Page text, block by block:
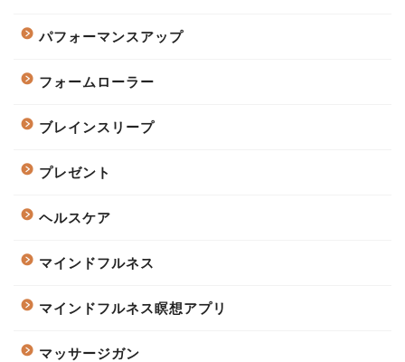
パフォーマンスアップ
フォームローラー
ブレインスリープ
プレゼント
ヘルスケア
マインドフルネス
マインドフルネス瞑想アプリ
マッサージガン